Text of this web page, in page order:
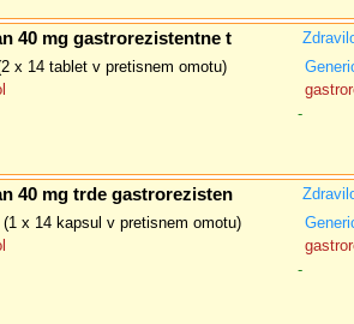
40 mg gastrorezistentne t
x 14 tablet v pretisnem omotu)
-
40 mg trde gastrorezisten
x 14 kapsul v pretisnem omotu)
-